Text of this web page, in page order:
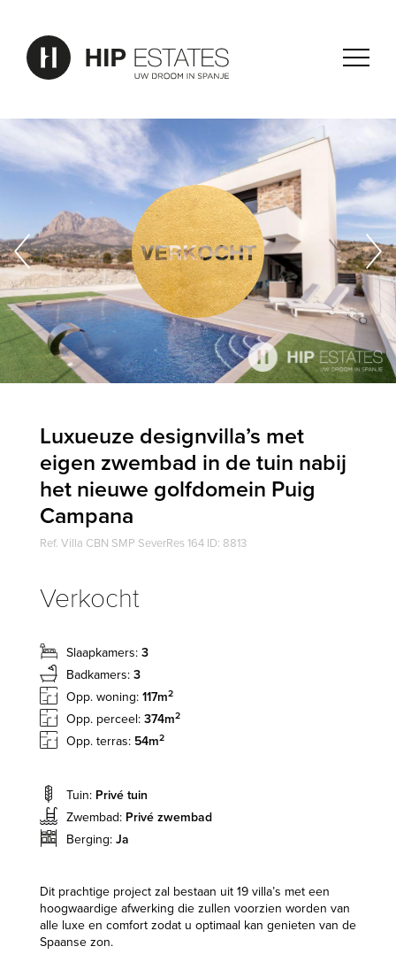
Luxueuze designvilla’s met
eigen zwembad in de tuin nabij
het nieuwe golfdomein Puig
Campana
Ref. Villa CBN SMP SeverRes 164 ID: 8813
Verkocht
Slaapkamers: 3
Badkamers: 3
Opp. woning: 117m2
Opp. perceel: 374m2
Opp. terras: 54m2
Tuin: Privé tuin
Zwembad: Privé zwembad
Berging: Ja
Dit prachtige project zal bestaan uit 19 villa’s met een
hoogwaardige afwerking die zullen voorzien worden van
alle luxe en comfort zodat u optimaal kan genieten van de
Spaanse zon.